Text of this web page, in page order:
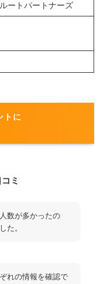
ートパートナーズ
トに
ミ
数が多かったの
た。
れの情報を確認で